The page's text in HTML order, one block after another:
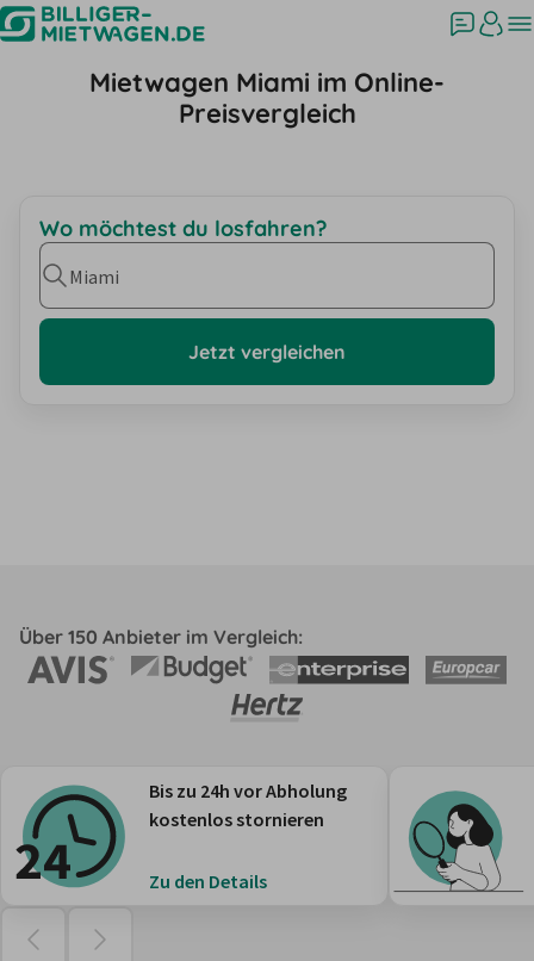
Mietwagen Miami im Online-
Preisvergleich
Wo möchtest du losfahren?
Miami
Jetzt vergleichen
Über 150 Anbieter im Vergleich:
Bis zu 24h vor Abholung
kostenlos stornieren
Zu den Details